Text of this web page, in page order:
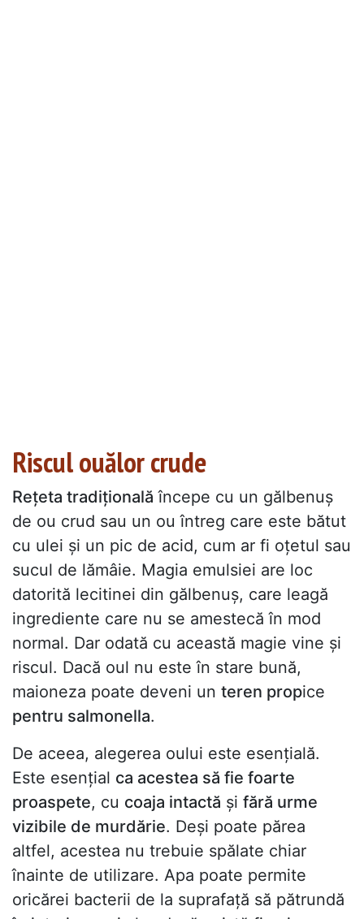
Riscul ouălor crude
Rețeta tradițională începe cu un gălbenuș
de ou crud sau un ou întreg care este bătut
cu ulei și un pic de acid, cum ar fi oțetul sau
sucul de lămâie. Magia emulsiei are loc
datorită lecitinei din gălbenuș, care leagă
ingrediente care nu se amestecă în mod
normal. Dar odată cu această magie vine și
riscul. Dacă oul nu este în stare bună,
maioneza poate deveni un teren propice
pentru salmonella.
De aceea, alegerea oului este esențială.
Este esențial ca acestea să fie foarte
proaspete, cu coaja intactă și fără urme
vizibile de murdărie. Deși poate părea
altfel, acestea nu trebuie spălate chiar
înainte de utilizare. Apa poate permite
oricărei bacterii de la suprafață să pătrundă